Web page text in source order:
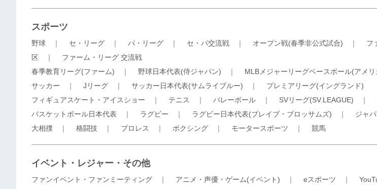
スポーツ
野球 ｜ セ・リーグ ｜ パ・リーグ ｜ セ・パ交流戦 ｜ オープン戦(春季非公式試合) ｜ フ
区 ｜ ファーム・リーグ 交流戦
春季教育リーグ(ファーム) ｜ 野球日本代表(侍ジャパン) ｜ MLBメジャーリーグベースボール(アメ
サッカー ｜ Jリーグ ｜ サッカー日本代表(サムライブルー) ｜ プレミアリーグ(イングランド)
フィギュアスケート・アイスショー ｜ テニス ｜ バレーボール ｜ SVリーグ(SV.LEAGUE) ｜
バスケットボール日本代表 ｜ ラグビー ｜ ラグビー日本代表(ブレイブ・ブロッサムズ) ｜ ジャ
大相撲 ｜ 格闘技 ｜ プロレス ｜ ボクシング ｜ モータースポーツ ｜ 競馬
イベント・レジャー・その他
ファンイベント・ファンミーティング ｜ アニメ・声優・ゲーム(イベント) ｜ eスポーツ ｜